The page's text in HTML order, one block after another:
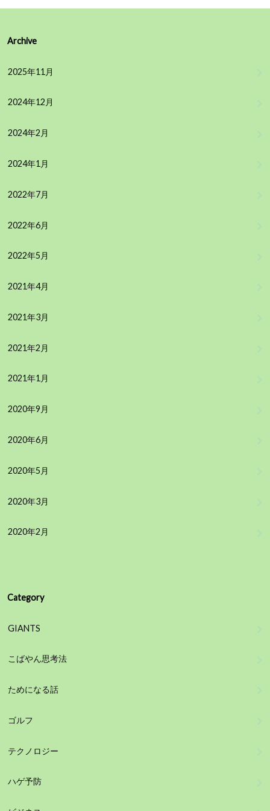
Archive
2025年11月
2024年12月
2024年2月
2024年1月
2022年7月
2022年6月
2022年5月
2021年4月
2021年3月
2021年2月
2021年1月
2020年9月
2020年6月
2020年5月
2020年3月
2020年2月
Category
GIANTS
こばやん思考法
ためになる話
ゴルフ
テクノロジー
ハゲ予防